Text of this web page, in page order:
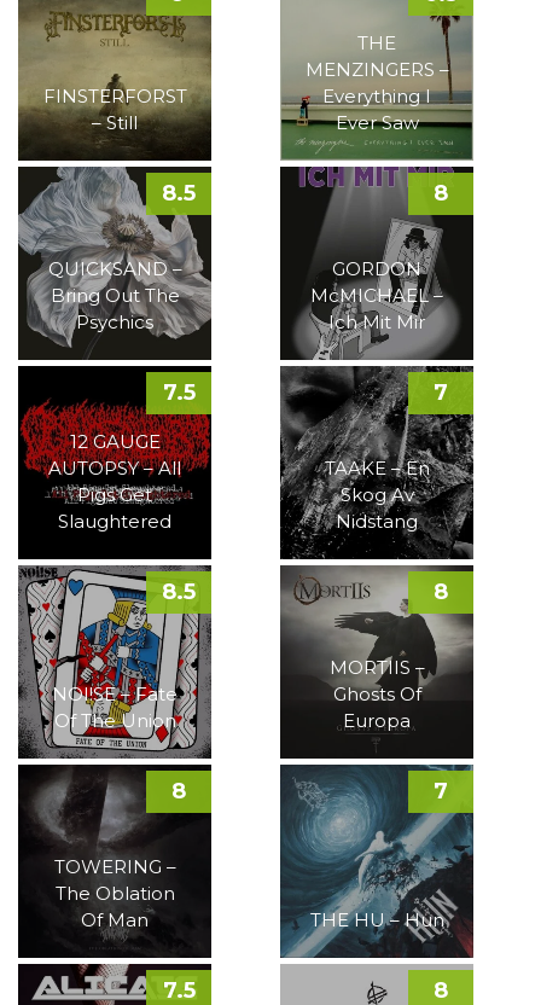
FINSTERFORST
– Still
THE
MENZINGERS –
Everything I
Ever Saw
QUICKSAND –
Bring Out The
Psychics
8.5
GORDON
McMICHAEL –
Ich Mit Mir
8
12 GAUGE
AUTOPSY – All
Pigs Get
Slaughtered
7.5
TAAKE – En
Skog Av
Nidstang
7
NOI!SE – Fate
Of The Union
8.5
MORTIIS –
Ghosts Of
Europa
8
TOWERING –
The Oblation
Of Man
8
THE HU – Hun
7
7.5 8